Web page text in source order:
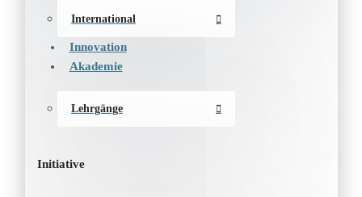
International
Innovation
Akademie
Lehrgänge
Initiative